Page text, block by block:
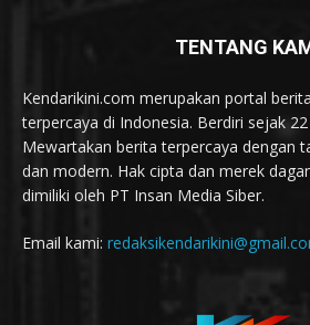
TENTANG
Kendarikini.com merupakan portal
terpercaya di Indonesia. Berdiri sejak
Mewartakan berita terpercaya dengan
dan modern. Hak cipta dan merek
dimiliki oleh PT Insan Media Siber.
Email kami: